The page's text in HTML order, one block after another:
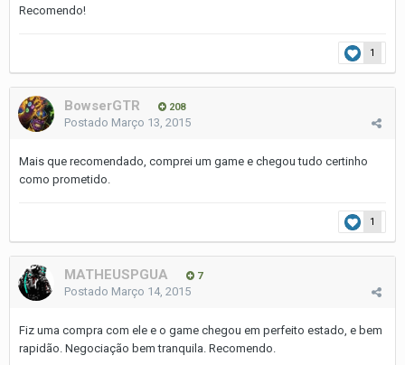
Recomendo!
1
BowserGTR 208
Postado Março 13, 2015
Mais que recomendado, comprei um game e chegou tudo certinho
como prometido.
1
MATHEUSPGUA 7
Postado Março 14, 2015
Fiz uma compra com ele e o game chegou em perfeito estado, e bem
rapidão. Negociação bem tranquila. Recomendo.